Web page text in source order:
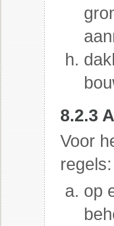
8.2.3
Voor
regels:
op